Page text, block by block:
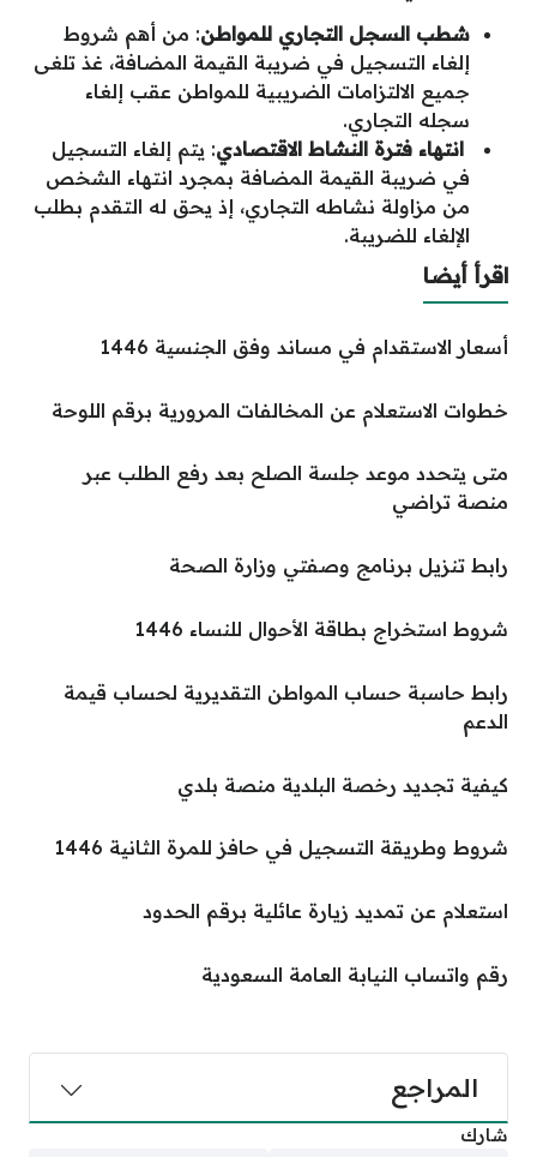
شطب السجل التجاري للمواطن: من أهم شروط
إلغاء التسجيل في ضريبة القيمة المضافة، غذ تلغى
جميع الالتزامات الضريبية للمواطن عقب إلغاء
سجله التجاري.
انتهاء فترة النشاط الاقتصادي: يتم إلغاء التسجيل
في ضريبة القيمة المضافة بمجرد انتهاء الشخص
من مزاولة نشاطه التجاري، إذ يحق له التقدم بطلب
الإلغاء للضريبة.
اقرأ أيضا
أسعار الاستقدام في مساند وفق الجنسية 1446
خطوات الاستعلام عن المخالفات المرورية برقم اللوحة
متى يتحدد موعد جلسة الصلح بعد رفع الطلب عبر
منصة تراضي
رابط تنزيل برنامج وصفتي وزارة الصحة
شروط استخراج بطاقة الأحوال للنساء 1446
رابط حاسبة حساب المواطن التقديرية لحساب قيمة
الدعم
كيفية تجديد رخصة البلدية منصة بلدي
شروط وطريقة التسجيل في حافز للمرة الثانية 1446
استعلام عن تمديد زيارة عائلية برقم الحدود
رقم واتساب النيابة العامة السعودية
المراجع
شارك